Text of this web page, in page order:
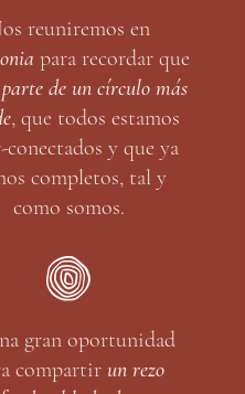
reuniremos en
para recordar que
parte de un círculo más
, que todos estamos
y que ya
completos, tal y
como somos.
gran oportunidad
compartirun rezo